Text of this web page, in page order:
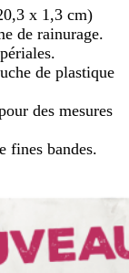
x 1,3 cm)
de rainurage.
de plastique
des mesures
fines bandes.